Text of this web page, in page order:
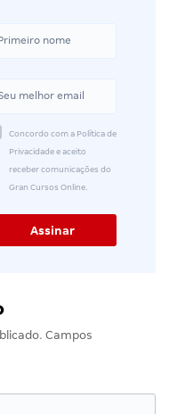
Concordo com a Política de
Privacidade e aceito
receber comunicações do
Gran Cursos Online.
Campos